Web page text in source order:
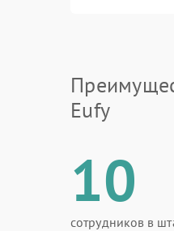
Eufy
10
сотрудников в